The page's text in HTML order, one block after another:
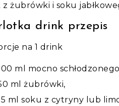
z żubrówki i soku
drink przepis
na 1 drink
ml mocno
ml żubrówki,
ml soku z cytryny lub